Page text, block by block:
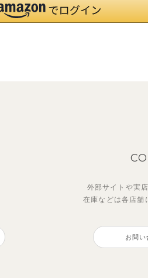
外部サイトや実
在庫などは各店舗
お問い